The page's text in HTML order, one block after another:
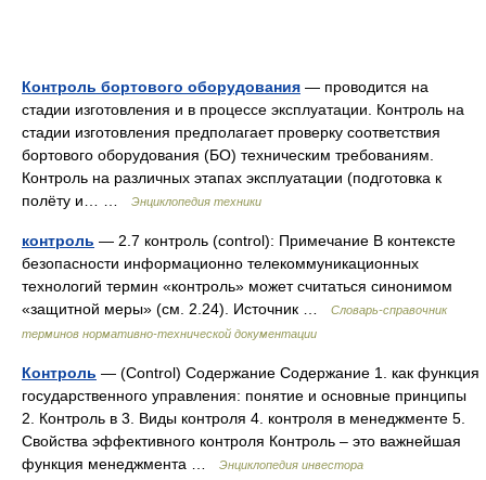
Контроль бортового оборудования — проводится на
стадии изготовления и в процессе эксплуатации. Контроль на
стадии изготовления предполагает проверку соответствия
бортового оборудования (БО) техническим требованиям.
Контроль на различных этапах эксплуатации (подготовка к
полёту и… …
Энциклопедия техники
контроль — 2.7 контроль (control): Примечание В контексте
безопасности информационно телекоммуникационных
технологий термин «контроль» может считаться синонимом
«защитной меры» (см. 2.24). Источник …
Словарь-справочник
терминов нормативно-технической документации
Контроль — (Control) Содержание Содержание 1. как функция
государственного управления: понятие и основные принципы
2. Контроль в 3. Виды контроля 4. контроля в менеджменте 5.
Свойства эффективного контроля Контроль – это важнейшая
функция менеджмента …
Энциклопедия инвестора